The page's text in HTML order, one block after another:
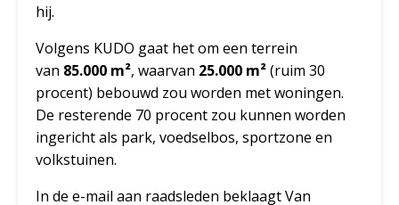
hij.
Volgens KUDO gaat het om een terrein
van 85.000 m², waarvan 25.000 m²(ruim 30
procent) bebouwd zou worden met woningen.
De resterende 70 procent zou kunnen worden
ingericht als park, voedselbos, sportzone en
volkstuinen.
In de e-mail aan raadsleden beklaagt Van